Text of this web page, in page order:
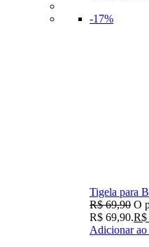
-17%
Tigela para
R$69,90 O
R$ 69,90.R$
Adicionar